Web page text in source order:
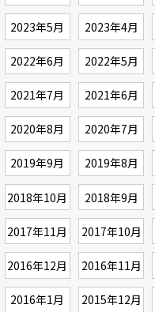
2023年5月 2023年4月
2022年6月 2022年5月
2021年7月 2021年6月
2020年8月 2020年7月
2019年9月 2019年8月
2018年10月 2018年9月
2017年11月 2017年10月
2016年12月 2016年11月
2016年1月 2015年12月